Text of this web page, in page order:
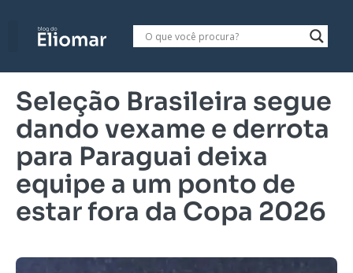
Seleção Brasileira segue
dando vexame e derrota
para Paraguai deixa
equipe a um ponto de
estar fora da Copa 2026